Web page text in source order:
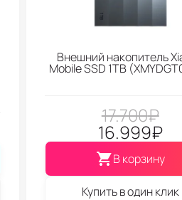
Внешний накопитель
Mobile SSD 1TB
17.700₽
16.999₽
В корзину
Купить в один клик